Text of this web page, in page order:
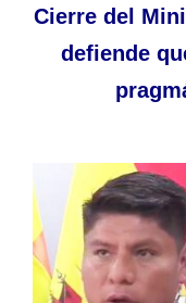
Cierre del
defiende